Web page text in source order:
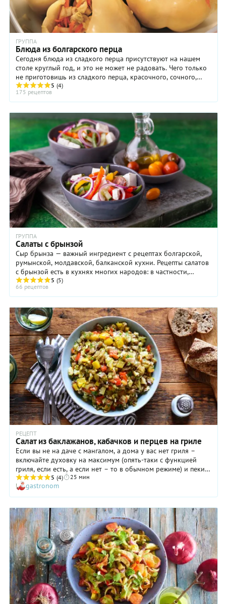
ГРУППА
Блюда из болгарского перца
Сегодня блюда из сладкого перца присутствуют на нашем
столе круглый год, и это не может не радовать. Чего только
не приготовишь из сладкого перца, красочного, сочного,
вкусного и полезного!
5 (4)
175 рецептов
ГРУППА
Салаты с брынзой
Сыр брынза — важный ингредиент с рецептах болгарской,
румынской, молдавской, балканской кухни. Рецепты салатов
с брынзой есть в кухнях многих народов: в частности,
болгары, сербы, албанцы и румыны ...
5 (5)
66 рецептов
РЕЦЕПТ
Салат из баклажанов, кабачков и перцев на гриле
Если вы не на даче с мангалом, а дома у вас нет гриля –
включайте духовку на максимум (опять-таки с функцией
гриля, если есть, а если нет – то в обычном режиме) и пеките
овощи до черной корочки и мягкости. Или можно вообще
без духовки – включайте конфорки на полную мощность
(подойдет и газовая плита, и электрическая – только бы не
индукция) и кладите овощи прямо на огонь. Ничего не
бойтесь, обуглите овощи со всех сторон, плиту потом просто
протрете. Аромат у овощей будет точно как с мангала!
5 (4) 25 мин
gastronom